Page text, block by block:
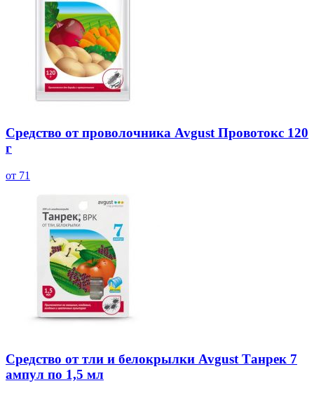
Средство от проволочника Avgust Провотокс 120
г
от 71
Средство от тли и белокрылки Avgust Танрек 7
ампул по 1,5 мл